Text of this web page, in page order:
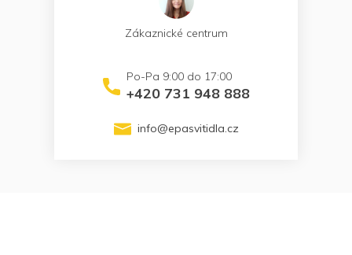
Zákaznické centrum
+420 731 948 888
info@epasvitidla.cz